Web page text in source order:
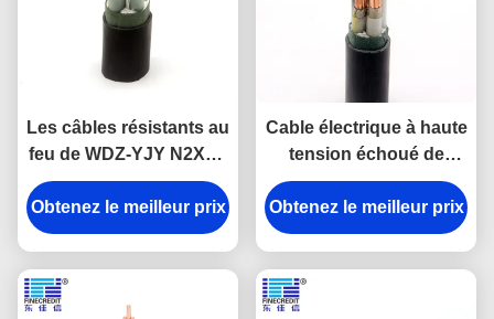
Les câbles résistants au
feu de WDZ-YJY N2X2Y
0.6/1KV cuivrent le
conducteur XLPE isolés
Obtenez le meilleur prix
Cable électrique à haute
tension échoué de
noyau, câble résistant
au feu de XLPE 0.6-1kV
Obtenez le meilleur prix